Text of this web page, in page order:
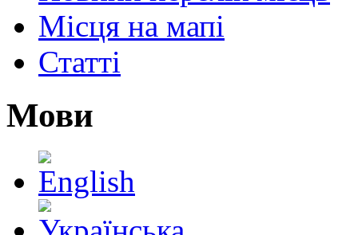
Місця на мапі
Статті
Мови